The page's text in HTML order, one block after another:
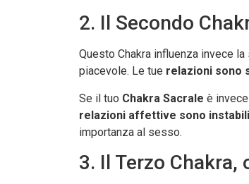
2. Il Secondo
Questo Chakra influenza invece
piacevole. Le tue relazioni sono
Se il tuo Chakra Sacrale è
relazioni affettive sono
importanza al sesso.
3. Il Terzo Chakra,